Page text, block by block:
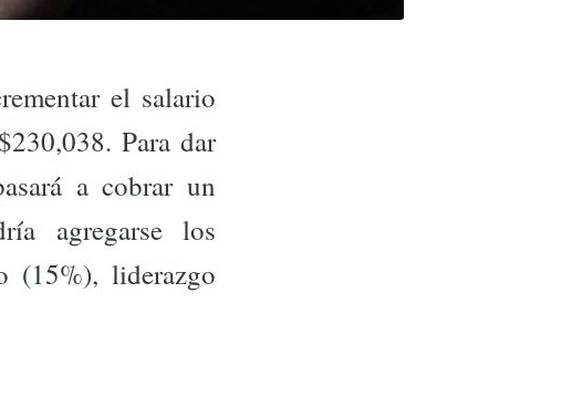
el salario
Para dar
a cobrar un
agregarse los
(15%), liderazgo